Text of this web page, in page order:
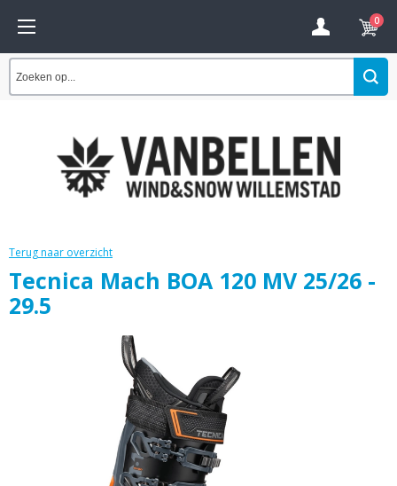
0
Terug naar overzicht
Tecnica Mach BOA 120 MV 25/26 -
29.5